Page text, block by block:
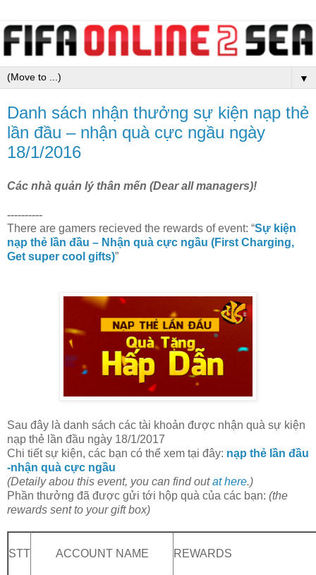
▼
Danh sách nhận thưởng sự kiện nạp thẻ
lần đầu – nhận quà cực ngầu ngày
18/1/2016
Các nhà quản lý thân mến (Dear all managers)!
----------
There are gamers recieved the rewards of event: “Sự kiện
nạp thẻ lần đầu – Nhận quà cực ngầu (First Charging,
Get super cool gifts)”
Sau đây là danh sách các tài khoản được nhận quà sự kiện
nạp thẻ lần đầu ngày 18/1/2017
Chi tiết sự kiện, các bạn có thể xem tại đây: nạp thẻ lần đầu
-nhận quà cực ngầu
(Detaily abou this event, you can find outat here.)
Phần thưởng đã được gửi tới hộp quà của các bạn: (the
rewards sent to your gift box)
STT ACCOUNT NAME REWARDS